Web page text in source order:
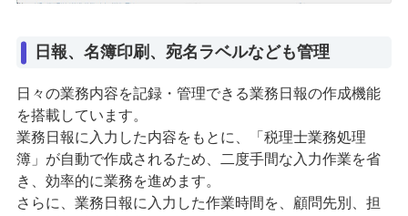
日報、名簿印刷、宛名ラベルなども管理
日々の業務内容を記録・管理できる業務日報の作成機能
を搭載しています。
業務日報に入力した内容をもとに、「税理士業務処理
簿」が自動で作成されるため、二度手間な入力作業を省
き、効率的に業務を進めます。
さらに、業務日報に入力した作業時間を、顧問先別、担